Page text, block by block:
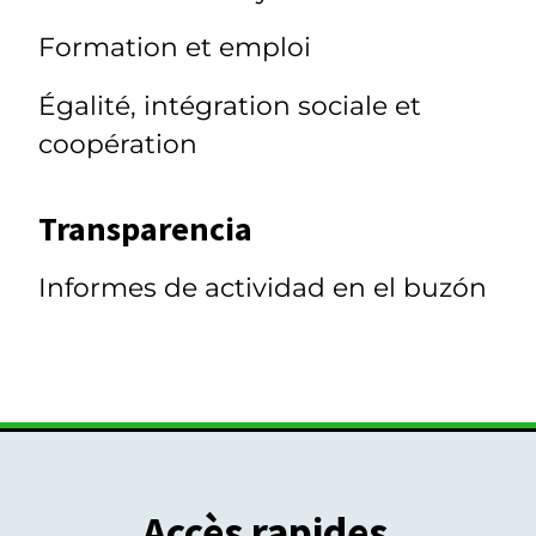
Formation et emploi
Égalité, intégration sociale et
coopération
Transparencia
Informes de actividad en el buzón